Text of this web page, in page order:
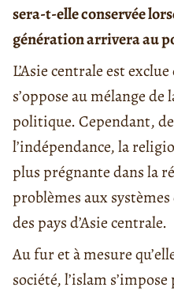
sera-t-elle conservée
génération arrivera au
L’Asie centrale est
s’oppose au mélange
politique. Cependant,
l’indépendance, la
plus prégnante dans la
problèmes aux
des pays d’Asie centrale.
Au fur et à mesure
société, l’islam